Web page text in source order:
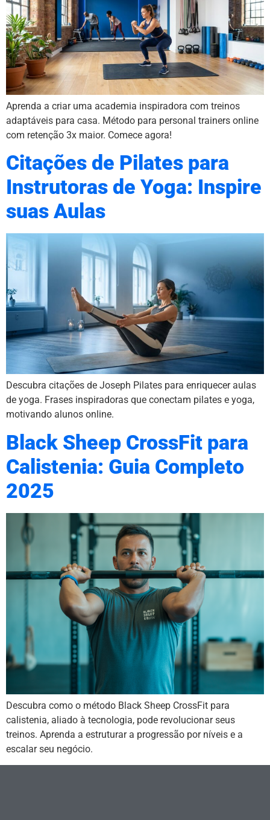
Aprenda a criar uma academia inspiradora com treinos
adaptáveis para casa. Método para personal trainers online
com retenção 3x maior. Comece agora!
Citações de Pilates para
Instrutoras de Yoga: Inspire
suas Aulas
Descubra citações de Joseph Pilates para enriquecer aulas
de yoga. Frases inspiradoras que conectam pilates e yoga,
motivando alunos online.
Black Sheep CrossFit para
Calistenia: Guia Completo
2025
Descubra como o método Black Sheep CrossFit para
calistenia, aliado à tecnologia, pode revolucionar seus
treinos. Aprenda a estruturar a progressão por níveis e a
escalar seu negócio.